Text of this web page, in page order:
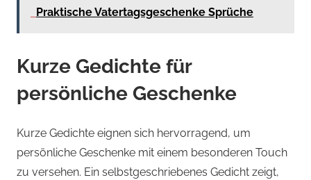
Praktische Vatertagsgeschenke Sprüche
Kurze Gedichte für
persönliche Geschenke
Kurze Gedichte eignen sich hervorragend, um
persönliche Geschenke mit einem besonderen Touch
zu versehen. Ein selbstgeschriebenes Gedicht zeigt,